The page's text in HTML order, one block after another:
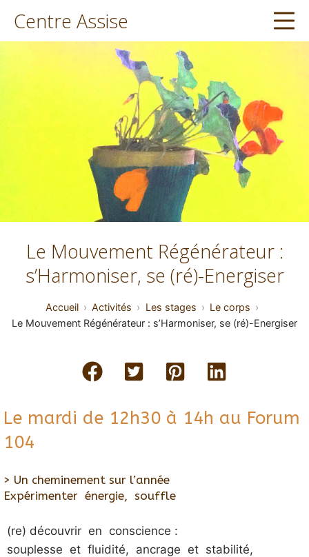
contenu
Centre Assise
Le Mouvement Régénérateur :
s’Harmoniser, se (ré)-Energiser
Accueil Activités Les stages
Le corps
Le Mouvement Régénérateur : s’Harmoniser, se (ré)-Energiser
Le mardi de 12h30 à 14h au Forum
104
> Un cheminement sur l’année
Expérimenter énergie, souffle
(re) découvrir en conscience :
souplesse et fluidité, ancrage et stabilité,